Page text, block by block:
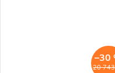
20
–30